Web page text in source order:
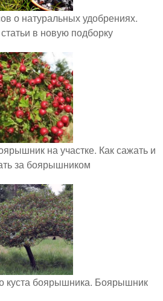
о натуральных удобрениях.
в новую подборку
на участке. Как сажать и
за боярышником
куста боярышника. Боярышник